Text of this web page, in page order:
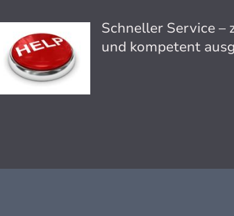
Schneller Service –
und kompetent